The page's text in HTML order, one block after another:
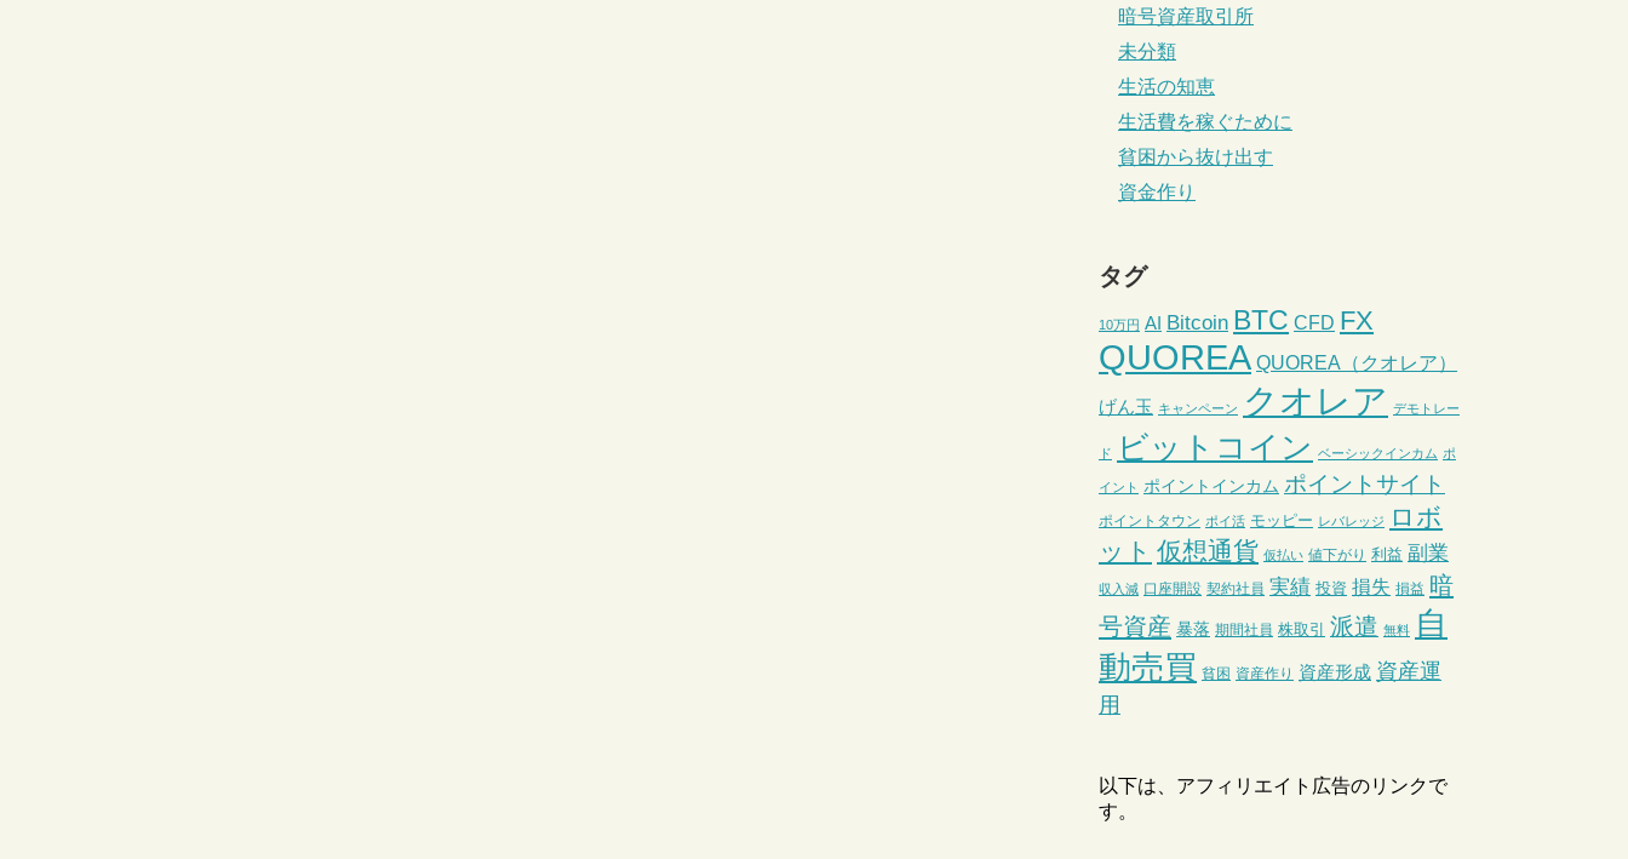
暗号資産取引所
未分類
生活の知恵
生活費を稼ぐために
貧困から抜け出す
資金作り
タグ
10万円 AI Bitcoin BTC CFD FX
QUOREA QUOREA（クオレア）
げん玉 キャンペーン クオレア デモトレー
ド ビットコイン ベーシックインカム ポ
イント ポイントインカム ポイントサイト
ポイントタウン ポイ活 モッピー レバレッジ
ロボ
ット 仮想通貨 仮払い 値下がり 利益 副業
収入減 口座開設 契約社員 実績 投資 損失 損益 暗
号資産 暴落 期間社員 株取引 派遣 無料 自
動売買 貧困 資産作り 資産形成 資産運
用
以下は、アフィリエイト広告のリンクで
す。